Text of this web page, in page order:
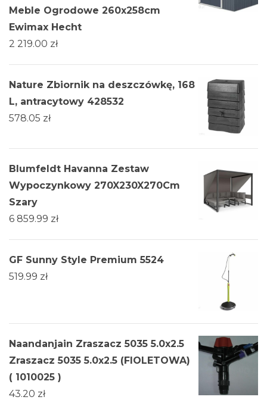
Meble Ogrodowe 260x258cm
Ewimax Hecht
2 219.00 zł
Nature Zbiornik na deszczówkę, 168
L, antracytowy 428532
578.05 zł
Blumfeldt Havanna Zestaw
Wypoczynkowy 270X230X270Cm
Szary
6 859.99 zł
GF Sunny Style Premium 5524
519.99 zł
Naandanjain Zraszacz 5035 5.0x2.5
Zraszacz 5035 5.0x2.5 (FIOLETOWA)
( 1010025 )
43.20 zł